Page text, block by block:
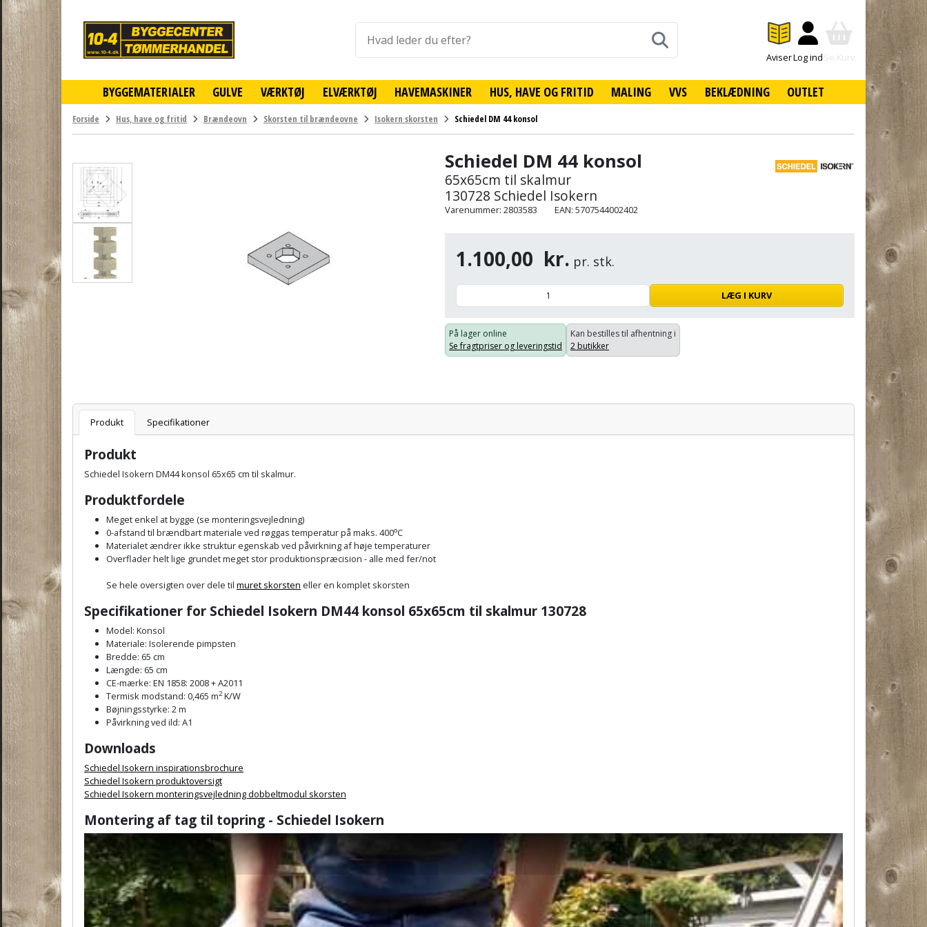
BYGGEMATERIALER GULVE VÆRKTØJ ELVÆRKTØJ HAVEMASKINER HUS, HAVE OG FRITID MALING VVS BEKLÆDNING OUTLET
online
byggemarked
og
tømmerhandel
-
AviserLog indSe Kurv
Forside Hus, have og fritid Brændeovn Skorsten til brændeovne Isokern skorsten Schiedel DM 44 konsol
Schiedel DM 44 konsol
65x65cm til skalmur
130728 Schiedel Isokern
Varenummer: 2803583 EAN: 5707544002402
1.100,00 kr. pr. stk.
LÆG I KURV
På lager online
Se fragtpriser og leveringstid
Kan bestilles til afhentning i
2 butikker
Varenummer
Pris:
Produkt
Specifikationer
Produkt
Schiedel Isokern DM44 konsol 65x65 cm til skalmur.
Produktfordele
Meget enkel at bygge (se monteringsvejledning)
0-afstand til brændbart materiale ved røggas temperatur på maks. 400oC
Materialet ændrer ikke struktur egenskab ved påvirkning af høje temperaturer
Overflader helt lige grundet meget stor produktionspræcision - alle med fer/not
Se hele oversigten over dele til muret skorsten eller en komplet skorsten
Specifikationer for Schiedel Isokern DM44 konsol 65x65cm til skalmur 130728
Model: Konsol
Materiale: Isolerende pimpsten
Bredde: 65 cm
Længde: 65 cm
CE-mærke: EN 1858: 2008 + A2011
Termisk modstand: 0,465 m2K/W
Bøjningsstyrke: 2 m
Påvirkning ved ild: A1
Downloads
Schiedel Isokern inspirationsbrochure
Schiedel Isokern produktoversigt
Schiedel Isokern monteringsvejledning dobbeltmodul skorsten
Montering af tag til topring - Schiedel Isokern